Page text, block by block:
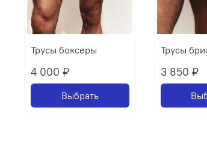
Трусы боксеры
4 000 ₽
Выбрать
Трусы
3 850 ₽